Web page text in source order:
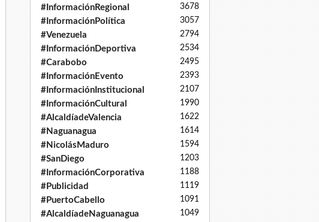
#InformaciónRegional 3678
#InformaciónPolítica 3057
#Venezuela 2794
#InformaciónDeportiva 2534
#Carabobo 2495
#InformaciónEvento 2393
#InformaciónInstitucional 2107
#InformaciónCultural 1990
#AlcaldíadeValencia 1622
#Naguanagua 1614
#NicolásMaduro 1594
#SanDiego 1203
#InformaciónCorporativa 1188
#Publicidad 1119
#PuertoCabello 1091
#AlcaldíadeNaguanagua 1049